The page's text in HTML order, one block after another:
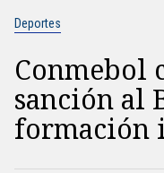
Deportes
Conmebol
sanción al
formación